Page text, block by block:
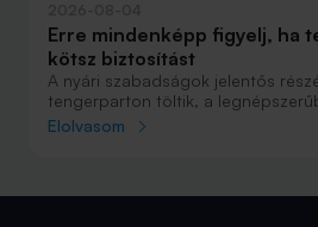
Erre mindenképp figyelj, ha
kötsz biztosítást
A nyári szabadságok jelentős
tengerparton töltik, a
Horvátország, Olaszország és
sokszor az utolsó pillanatra marad.
Elolvasom